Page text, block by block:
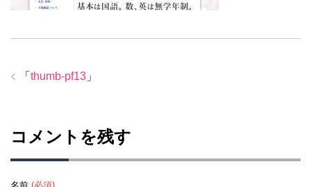
「 thumb-pf13 」
コメントを残す